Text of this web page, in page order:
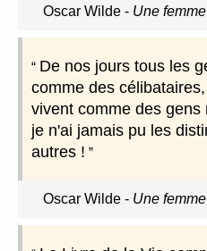
Oscar Wilde- Une
De nos jours tous les
comme des
vivent comme des gens
je n'ai jamais pu les
autres !
Oscar Wilde- Une